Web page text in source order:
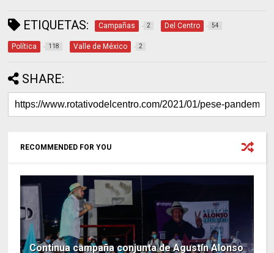
ETIQUETAS: Campañas 2 Del Centro 54
Política 118 Valle de México 2
SHARE:
RECOMMENDED FOR YOU
Continua campaña conjunta de Agustín Alonso